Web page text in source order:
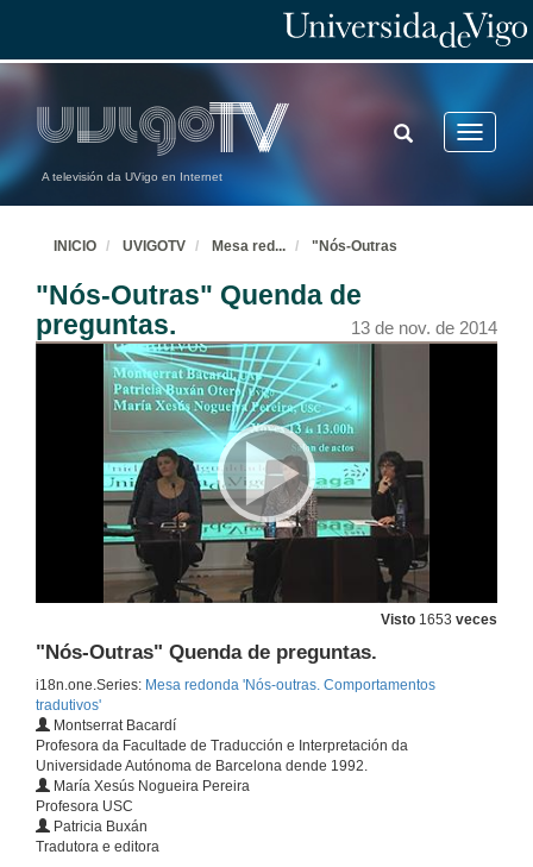
A televisión da UVigo en Internet
Toggle
TOGGLE
SEARCH
INICIO UVIGOTV Mesa red... "Nós-Outras
"Nós-Outras" Quenda de
preguntas.
13 de nov. de 2014
Visto 1653 veces
"Nós-Outras" Quenda de preguntas.
i18n.one.Series: Mesa redonda 'Nós-outras. Comportamentos
tradutivos'
Montserrat Bacardí
Profesora da Facultade de Traducción e Interpretación da
Universidade Autónoma de Barcelona dende 1992.
María Xesús Nogueira Pereira
Profesora USC
Patricia Buxán
Tradutora e editora